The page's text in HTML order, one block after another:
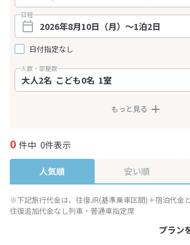
日程
日付指定なし
人数・部屋数
もっと見る
0 件中 0件表示
人気順 安い順
※下記旅行代金は、往復JR(基準乗車区間)＋宿泊代金と
往復追加代金なし列車・普通車指定席
プラン